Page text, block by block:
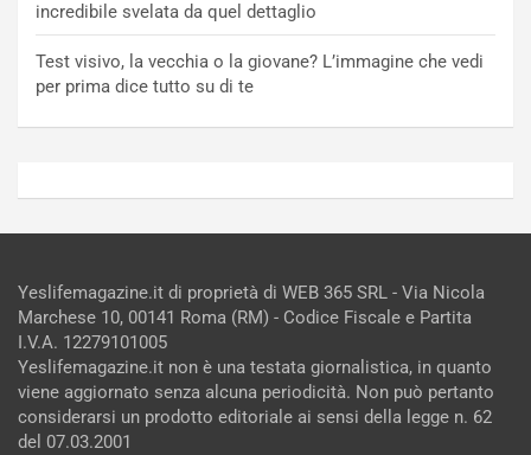
incredibile svelata da quel dettaglio
Test visivo, la vecchia o la giovane? L’immagine che vedi
per prima dice tutto su di te
Yeslifemagazine.it di proprietà di WEB 365 SRL - Via Nicola
Marchese 10, 00141 Roma (RM) - Codice Fiscale e Partita
I.V.A. 12279101005
Yeslifemagazine.it non è una testata giornalistica, in quanto
viene aggiornato senza alcuna periodicità. Non può pertanto
considerarsi un prodotto editoriale ai sensi della legge n. 62
del 07.03.2001